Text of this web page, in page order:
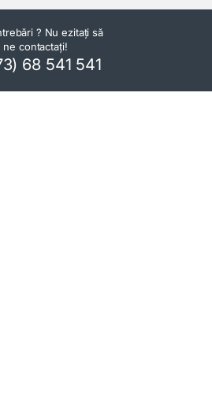
? Nu ezitați să
ne contactați!
68 541 541